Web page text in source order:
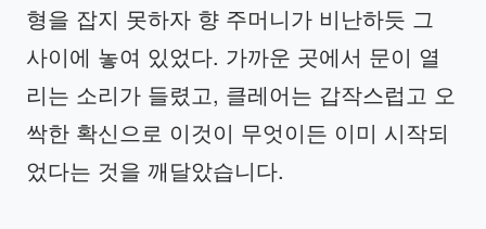
형을 잡지 못하자 향 주머니가 비난하듯 그
사이에 놓여 있었다. 가까운 곳에서 문이 열
리는 소리가 들렸고, 클레어는 갑작스럽고 오
싹한 확신으로 이것이 무엇이든 이미 시작되
었다는 것을 깨달았습니다.